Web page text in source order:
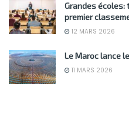
Grandes
premier
12 MARS 2026
Le Maroc lance
11 MARS 2026